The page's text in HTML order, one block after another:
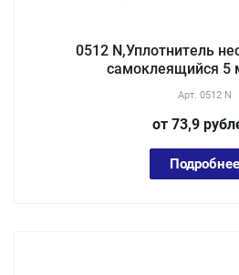
0512 N,Уплотнитель
самоклеящийся
Арт. 0512 N
от 73,9 руб
Подробнее